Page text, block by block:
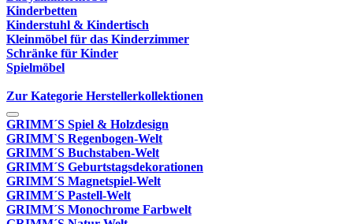
Kinderbetten
Kinderstuhl & Kindertisch
Kleinmöbel für das Kinderzimmer
Schränke für Kinder
Spielmöbel
Zur Kategorie Herstellerkollektionen
GRIMM´S Spiel & Holzdesign
GRIMM`S Regenbogen-Welt
GRIMM´S Buchstaben-Welt
GRIMM´S Geburtstagsdekorationen
GRIMM´S Magnetspiel-Welt
GRIMM´S Pastell-Welt
GRIMM´S Monochrome Farbwelt